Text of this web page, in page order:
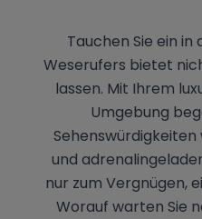
Tauchen Sie ein
Weserufers bietet
lassen. Mit Ihrem
Umgebung
und
nur zum Vergnügen,
Worauf warten Sie